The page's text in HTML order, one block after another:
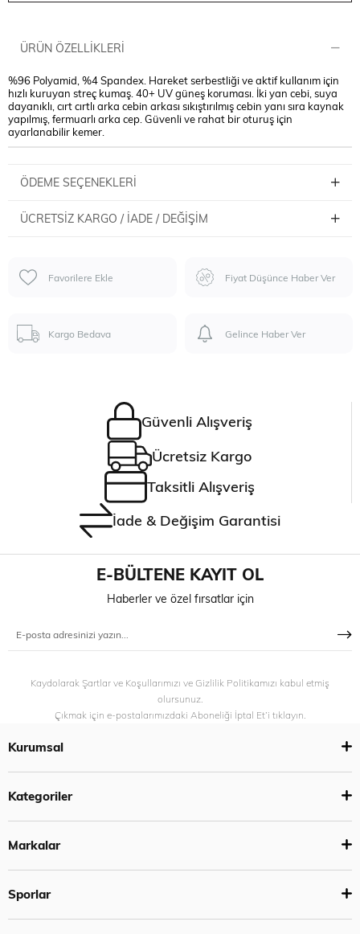
ÜRÜN ÖZELLIKLERI
%96 Polyamid, %4 Spandex. Hareket serbestliği ve aktif kullanım için
hızlı kuruyan streç kumaş. 40+ UV güneş koruması. İki yan cebi, suya
dayanıklı, cırt cırtlı arka cebin arkası sıkıştırılmış cebin yanı sıra kaynak
yapılmış, fermuarlı arka cep. Güvenli ve rahat bir oturuş için
ayarlanabilir kemer.
ÖDEME SEÇENEKLERI
ÜCRETSIZ KARGO / İADE / DEĞIŞIM
Favorilere Ekle Fiyat Düşünce Haber Ver
Kargo Bedava Gelince Haber Ver
Güvenli Alışveriş
Ücretsiz Kargo
Taksitli Alışveriş
İade & Değişim Garantisi
E-BÜLTENE KAYIT OL
Haberler ve özel fırsatlar için
Kaydolarak Şartlar ve Koşullarımızı ve Gizlilik Politikamızı kabul etmiş
olursunuz.
Çıkmak için e-postalarımızdaki Aboneliği İptal Et’i tıklayın.
Kurumsal
Kategoriler
Markalar
Sporlar